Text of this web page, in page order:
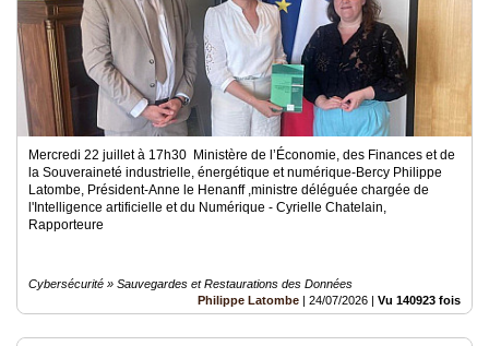
Blogs
Prémium
Inscription
annuaire
pro
Accès
éditeur
Mercredi 22 juillet à 17h30 Ministère de l’Économie, des Finances et de
la Souveraineté industrielle, énergétique et numérique-Bercy Philippe
Latombe, Président-Anne le Henanff ,ministre déléguée chargée de
l'Intelligence artificielle et du Numérique - Cyrielle Chatelain,
Rapporteure
Cybersécurité » Sauvegardes et Restaurations des Données
Philippe Latombe | 24/07/2026 | Vu 140923 fois